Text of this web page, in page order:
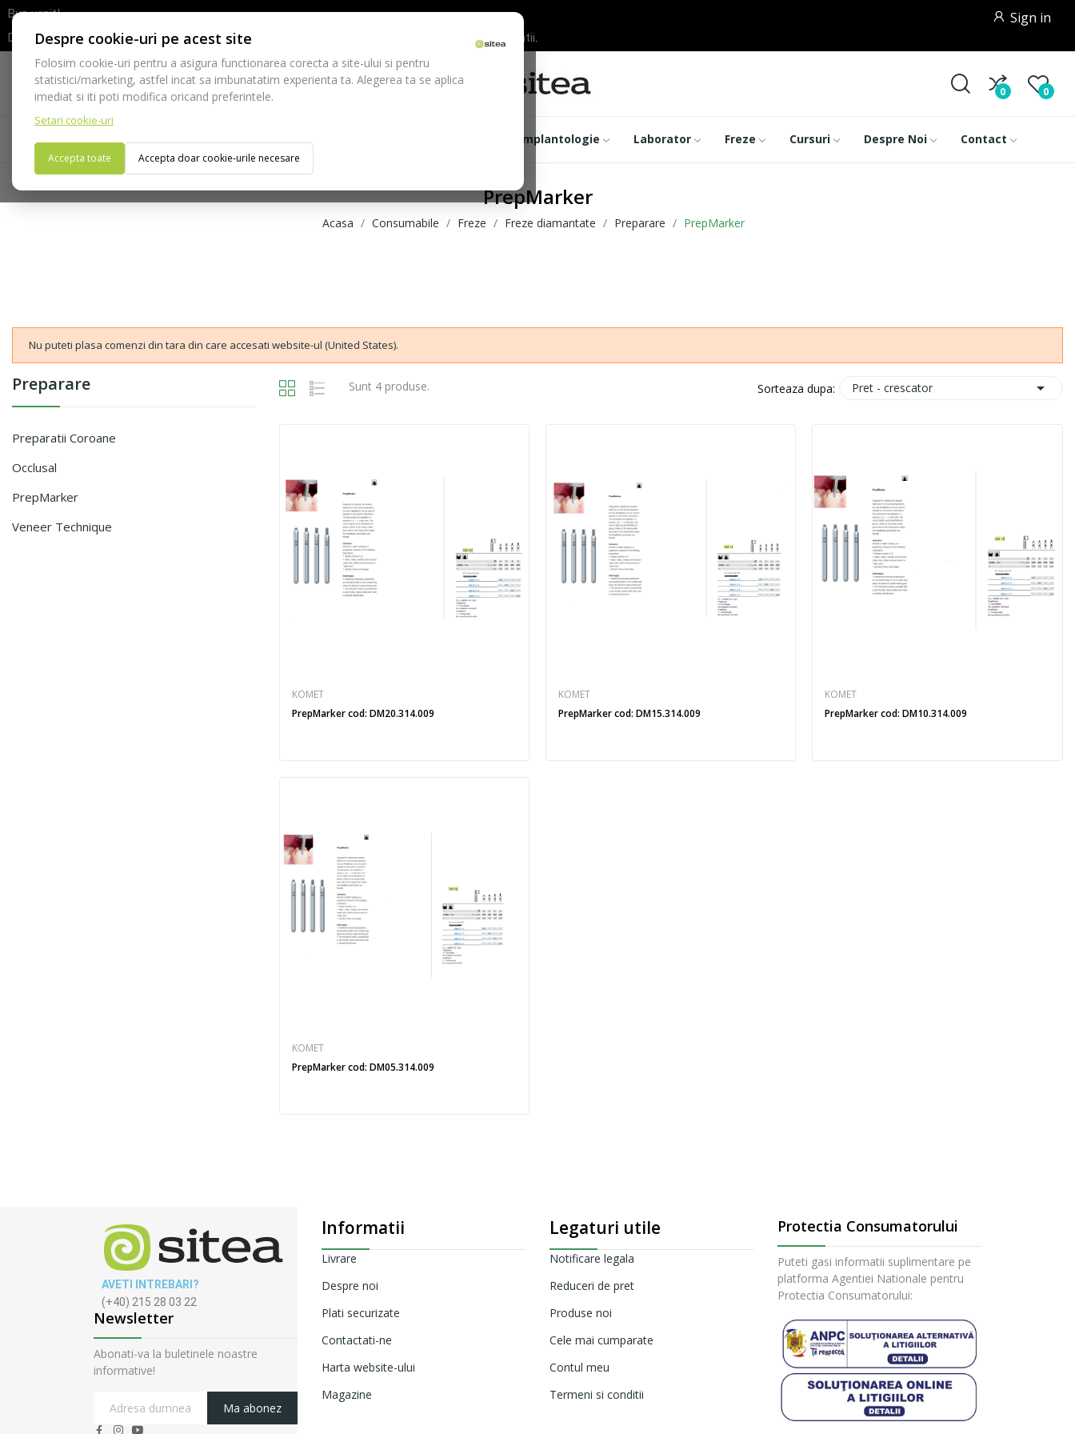
Despre cookie-uri pe acest site
Folosim cookie-uri pentru a asigura functionarea corecta a site-ului si pentru
statistici/marketing, astfel incat sa imbunatatim experienta ta. Alegerea ta se aplica
imediat si iti poti modifica oricand preferintele.
Setari cookie-uri
Accepta toate Accepta doar cookie-urile necesare
Bun venit!
Dupa efectuarea comenzii va rugam sa asteptati confirmarea stocurilor inainte de efectuarea platii.
Sign in
Telefon:
021-528 03 23
0 0
Acasa Consumabile Echipamente Implantologie Laborator Freze Cursuri Despre Noi Contact
PrepMarker
Acasa Consumabile Freze Freze diamantate Preparare PrepMarker
Nu puteti plasa comenzi din tara din care accesati website-ul (United States).
Preparare
Preparatii Coroane
Occlusal
PrepMarker
Veneer Technique
Sunt 4 produse. Sorteaza dupa: Pret - crescator 
KOMET
PrepMarker cod: DM20.314.009
KOMET
PrepMarker cod: DM15.314.009
KOMET
PrepMarker cod: DM10.314.009
KOMET
PrepMarker cod: DM05.314.009
AVETI INTREBARI?
(+40) 215 28 03 22
Newsletter
Abonati-va la buletinele noastre
informative!
Ma abonez
Informatii
Livrare
Despre noi
Plati securizate
Contactati-ne
Harta website-ului
Magazine
Legaturi utile
Notificare legala
Reduceri de pret
Produse noi
Cele mai cumparate
Contul meu
Termeni si conditii
Protectia Consumatorului
Puteti gasi informatii suplimentare pe
platforma Agentiei Nationale pentru
Protectia Consumatorului: